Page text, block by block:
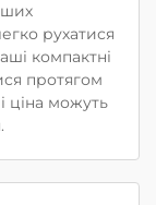
рухатися
компактні
протягом
ціна можуть